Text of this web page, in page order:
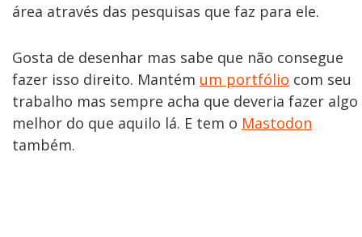
área através das pesquisas que faz para ele.
Gosta de desenhar mas sabe que não consegue
fazer isso direito. Mantém um portfólio com seu
trabalho mas sempre acha que deveria fazer algo
melhor do que aquilo lá. E tem o Mastodon
também.